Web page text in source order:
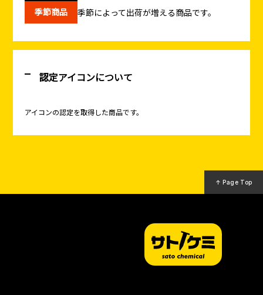
季節商品
季節によって出荷が増える商品です。
認定アイコンについて
アイコンの認定を取得した商品です。
↑ Page Top